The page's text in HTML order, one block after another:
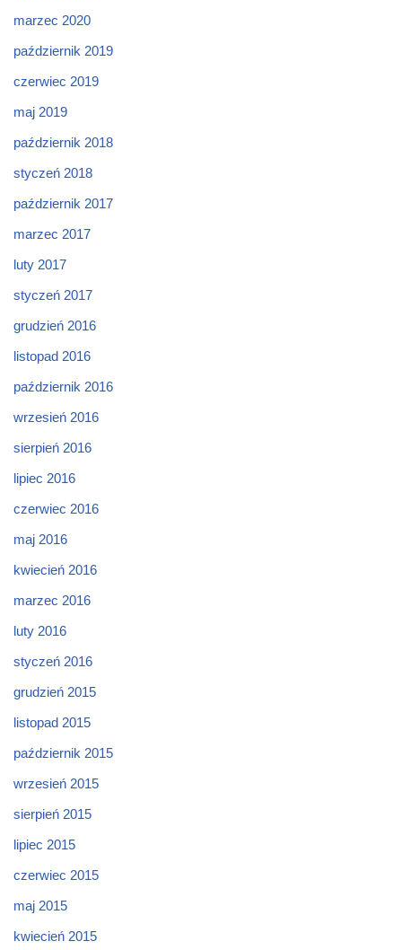
marzec 2020
październik 2019
czerwiec 2019
maj 2019
październik 2018
styczeń 2018
październik 2017
marzec 2017
luty 2017
styczeń 2017
grudzień 2016
listopad 2016
październik 2016
wrzesień 2016
sierpień 2016
lipiec 2016
czerwiec 2016
maj 2016
kwiecień 2016
marzec 2016
luty 2016
styczeń 2016
grudzień 2015
listopad 2015
październik 2015
wrzesień 2015
sierpień 2015
lipiec 2015
czerwiec 2015
maj 2015
kwiecień 2015